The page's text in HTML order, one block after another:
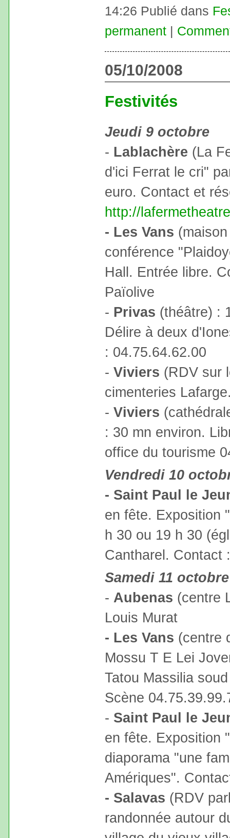
14:26 Publié dans
permanent
05/10/2008
Festivités
Jeudi 9 octobre
- Lablachère (La
d'ici Ferrat le cri"
euro. Contact et
http://
- Les Vans
conférence
Hall. Entrée libre.
Païolive
- Privas (théâtre) :
Délire à deux
: 04.75.64.62.00
- Viviers (RDV sur
cimenteries
- Viviers
: 30 mn environ.
office du tourisme
Vendredi 10
- Saint Paul le
en fête. Exposition
h 30 ou 19 h 30
Cantharel. Contact
Samedi 11 octobre
- Aubenas (centre
Louis Murat
- Les Vans (centre
Mossu T E Lei
Tatou Massilia
Scène
- Saint Paul le
en fête. Exposition
diaporama "une
Amériques".
- Salavas (RDV
randonnée autour